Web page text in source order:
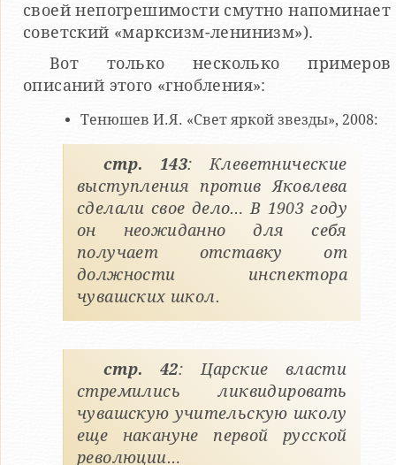
своей непогрешимости смутно напоминает
советский «марксизм-ленинизм»).
Вот только несколько примеров
описаний этого «гнобления»:
Тенюшев И.Я. «Свет яркой звезды», 2008:
стр. 143: Клеветнические
выступления против Яковлева
сделали свое дело… В 1903 году
он неожиданно для себя
получает отставку от
должности инспектора
чувашских школ.
стр. 42: Царские власти
стремились ликвидировать
чувашскую учительскую школу
еще накануне первой русской
революции…